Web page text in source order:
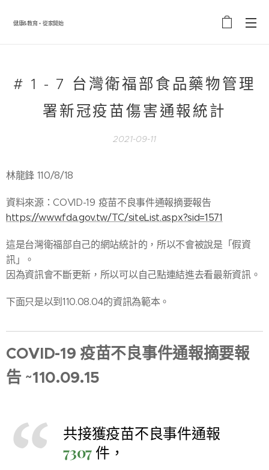
健康&教育・從家開始
# 1 - 7 台灣衛福部食品藥物管理
署新冠疫苗傷害通報統計
2021-09-11
林龍鋒 110/8/18
資料來源：COVID-19 疫苗不良事件通報摘要報告
https://www.fda.gov.tw/TC/siteList.aspx?sid=1571
這是台灣衛福部自己的網站統計的，所以不會被說是「假資
訊」。
因為資訊會不斷更新，所以可以自己點連結進去看最新資訊。
下面只是以到110.08.04的資訊為範本。
COVID-19 疫苗不良事件通報摘要報
告 ~110.09.15
共接獲疫苗不良事件通報
7307 件，